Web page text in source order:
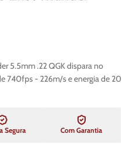
5.5mm .22 QGK dispara no
740fps - 226m/s e energia de 20
Segura Com Garantia